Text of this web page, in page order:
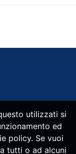
utilizzati si
ed
policy. Se vuoi
tutti o ad alcuni